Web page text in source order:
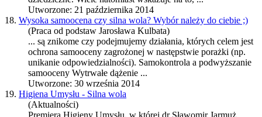
Utworzone: 21 października 2014
18. Wysoka samoocena czy silna wola? Wybór należy do ciebie ;)
(Praca od podstaw Jarosława Kulbata)
... są znikome czy podejmujemy działania, których celem jest
ochrona samooceny zagrożonej w następstwie porażki (np.
unikanie odpowiedzialności). Samokontrola a podwyższanie
samooceny Wytrwałe dążenie ...
Utworzone: 30 września 2014
19. Higiena Umysłu - Silna wola
(Aktualności)